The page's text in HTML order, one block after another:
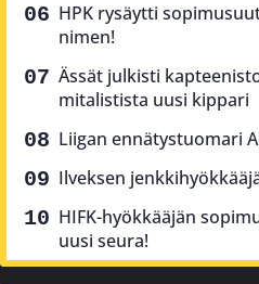
HPK rysäytti
nimen!
Ässät julkisti
mitalistista uusi kippari
Liigan ennätystuomari
Ilveksen
HIFK-hyökkääjän
uusi seura!